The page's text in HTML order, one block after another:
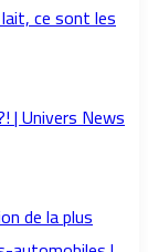
ce sont les